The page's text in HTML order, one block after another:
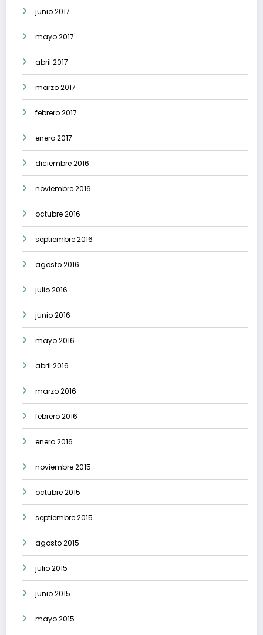
junio 2017
mayo 2017
abril 2017
marzo 2017
febrero 2017
enero 2017
diciembre 2016
noviembre 2016
octubre 2016
septiembre 2016
agosto 2016
julio 2016
junio 2016
mayo 2016
abril 2016
marzo 2016
febrero 2016
enero 2016
noviembre 2015
octubre 2015
septiembre 2015
agosto 2015
julio 2015
junio 2015
mayo 2015